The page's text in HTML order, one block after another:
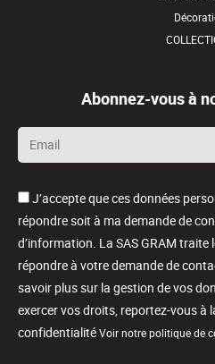
Abonnez-vous à
Email
*
J’accepte que ces données
répondre soit à ma demande de
d’information. La SAS GRAM traite
répondre à votre demande de
savoir plus sur la gestion de vos
exercer vos droits, reportez-vous à
confidentialitéVoir notre politique de